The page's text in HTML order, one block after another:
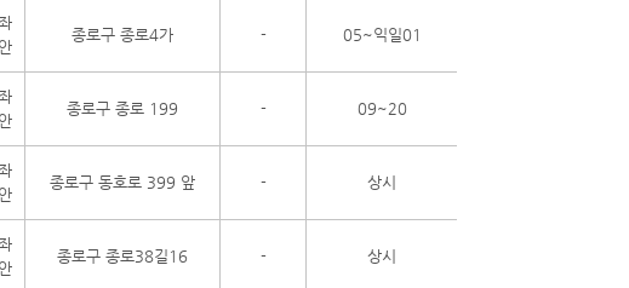
안
종로구 종로4가 - 05~익일01
안
종로구 종로 199 - 09~20
안
종로구 동호로 399 앞 - 상시
안
종로구 종로38길16 - 상시